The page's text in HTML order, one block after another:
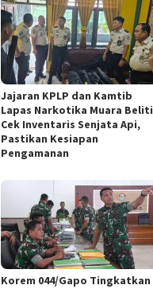
Jajaran KPLP dan Kamtib
Lapas Narkotika Muara Beliti
Cek Inventaris Senjata Api,
Pastikan Kesiapan
Pengamanan
Korem 044/Gapo Tingkatkan